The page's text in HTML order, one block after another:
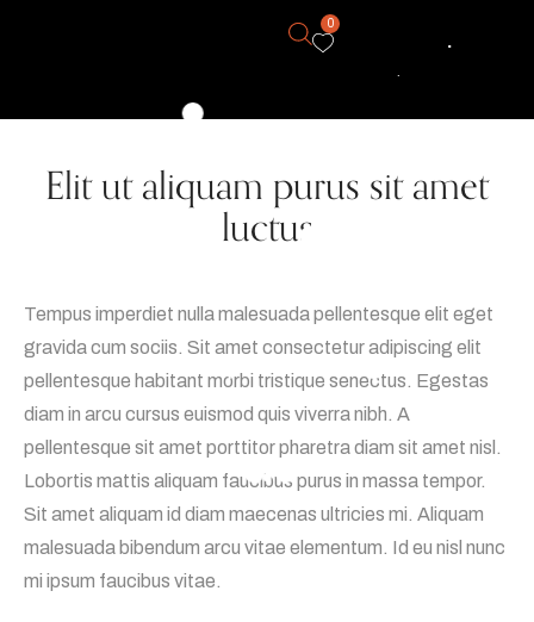
0
Elit ut aliquam purus sit amet
luctus
Tempus imperdiet nulla malesuada pellentesque elit eget
gravida cum sociis. Sit amet consectetur adipiscing elit
pellentesque habitant morbi tristique senectus. Egestas
diam in arcu cursus euismod quis viverra nibh. A
pellentesque sit amet porttitor pharetra diam sit amet nisl.
Lobortis mattis aliquam faucibus purus in massa tempor.
Sit amet aliquam id diam maecenas ultricies mi. Aliquam
malesuada bibendum arcu vitae elementum. Id eu nisl nunc
mi ipsum faucibus vitae.